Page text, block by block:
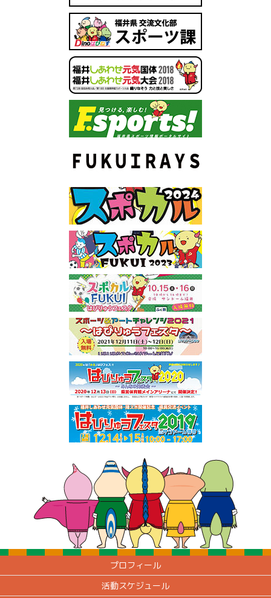
プロフィール
活動スケジュール